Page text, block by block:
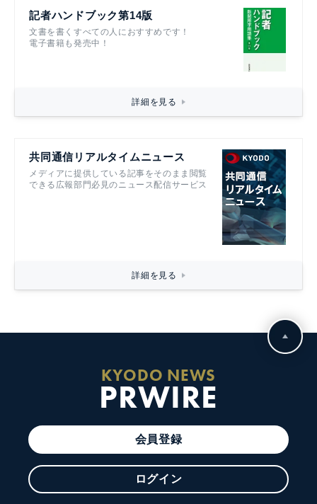
記者ハンドブック第14版
文書を書くすべての人におすすめです！
電子書籍も発売中！
詳細を見る
共同通信リアルタイムニュース
メディアに提供している記事をそのまま閲覧
できる広報部門必見のニュース配信サービス
詳細を見る
KYODO NEWS
PRWIRE
会員登録
ログイン